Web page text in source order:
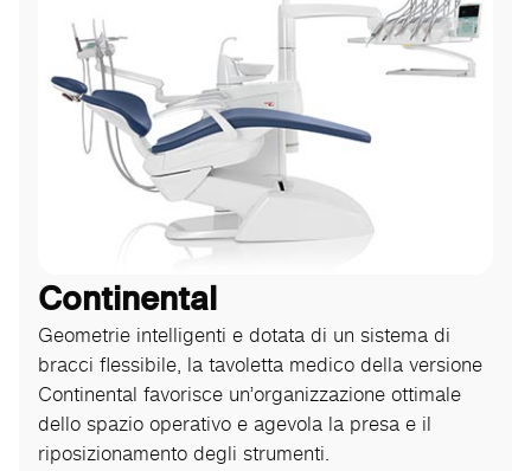
Continental
Geometrie intelligenti e dotata di un sistema di
bracci flessibile, la tavoletta medico della versione
Continental favorisce un’organizzazione ottimale
dello spazio operativo e agevola la presa e il
riposizionamento degli strumenti.